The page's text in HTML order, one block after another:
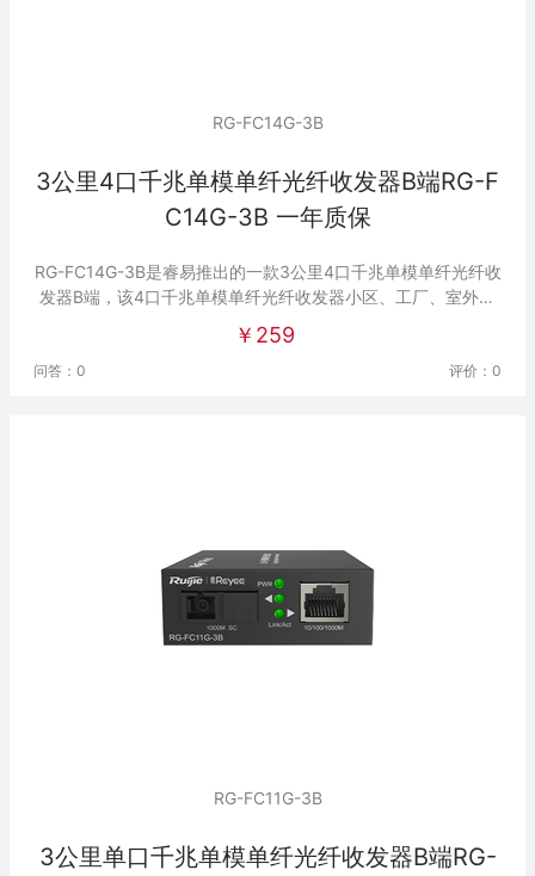
RG-FC14G-3B
3公里4口千兆单模单纤光纤收发器B端RG-F
C14G-3B 一年质保
RG-FC14G-3B是睿易推出的一款3公里4口千兆单模单纤光纤收
发器B端，该4口千兆单模单纤光纤收发器小区、工厂、室外监
控等场景。
￥259
问答：0 评价：0
RG-FC11G-3B
3公里单口千兆单模单纤光纤收发器B端RG-